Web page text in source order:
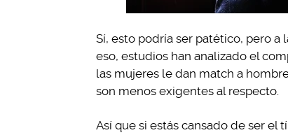
Sí, esto podría ser patético, pero a
eso, estudios han analizado el
las mujeres le dan match a
son menos exigentes al respecto.
Así que si estás cansado de ser el